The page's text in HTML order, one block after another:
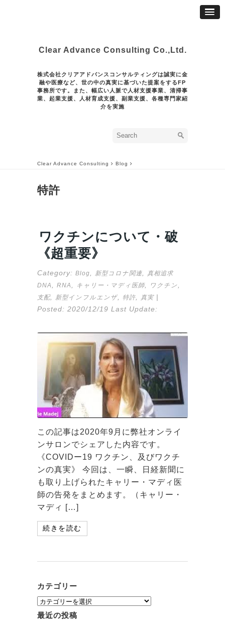
Clear Advance Consulting Co.,Ltd.
株式会社クリアアドバンスコンサルティングは誠実に金
融や医療など、世の中の真実に基づいた提案をするFP
事務所です。また、幅広い人脈で人材支援事業、清掃事
業、起業支援、人材育成支援、副業支援、各種専門家紹
介を実施
Clear Advance Consulting Blog
特許
ワクチンについて・破
《超重要》
Category: Blog 新型コロナ関連
真相追求
DNA
RNA キャリー・マディ医師, ワクチン
支配, 新型インフルエンザ 特許 真実|
Posted: 2020/12/19 Last Update:
この記事は2020年9月に弊社オンライ
ンサロンでシェアした内容です。
《COVIDー19 ワクチン、及びワクチ
ンの真実》 今回は、一瞬、日経新聞に
も取り上げられたキャリー・マディ医
師の告発をまとめます。（キャリー・
マディ […]
続きを読む
カテゴリー
カ
テ
ゴ
最近の投稿